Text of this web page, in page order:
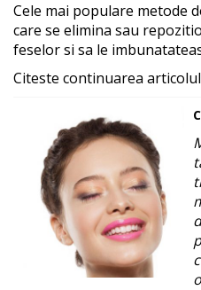
Cele mai populare metode
care se elimina sau
feselor si sa le
Citeste continuarea